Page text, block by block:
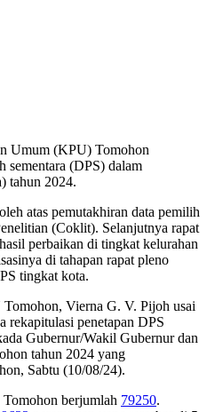
Umum (KPU) Tomohon
sementara (DPS) dalam
tahun 2024.
atas pemutakhiran data pemilih
(Coklit). Selanjutnya rapat
perbaikan di tingkat kelurahan
di tahapan rapat pleno
tingkat kota.
Vierna G. V. Pijoh usai
rekapitulasi penetapan DPS
Gubernur/Wakil Gubernur dan
tahun 2024 yang
Sabtu (10/08/24).
berjumlah 79250.